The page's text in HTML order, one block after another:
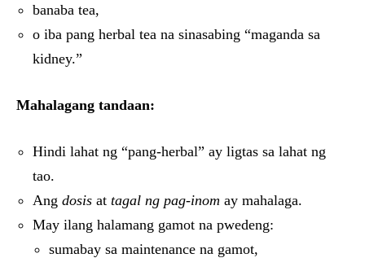
banaba tea,
o iba pang herbal tea na sinasabing “maganda sa
kidney.”
Mahalagang tandaan:
Hindi lahat ng “pang-herbal” ay ligtas sa lahat ng
tao.
Ang dosis at tagal ng pag-inom ay mahalaga.
May ilang halamang gamot na pwedeng:
sumabay sa maintenance na gamot,